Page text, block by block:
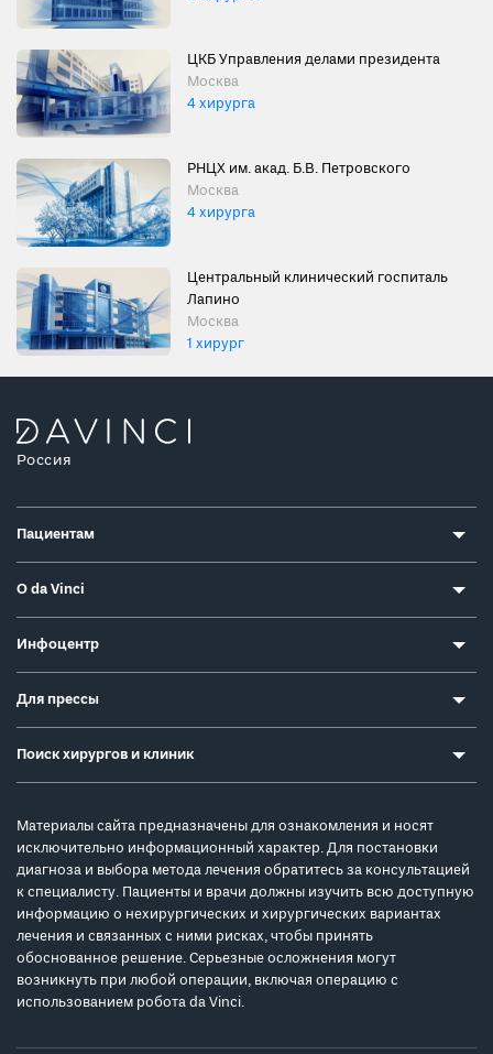
ЦКБ Управления делами президента
Москва
4 хирурга
РНЦХ им. акад. Б.В. Петровского
Москва
4 хирурга
Центральный клинический госпиталь
Лапино
Москва
1 хирург
Россия
Пациентам
О da Vinci
Инфоцентр
Для прессы
Поиск хирургов и клиник
Материалы сайта предназначены для ознакомления и носят
исключительно информационный характер. Для постановки
диагноза и выбора метода лечения обратитесь за консультацией
к специалисту. Пациенты и врачи должны изучить всю доступную
информацию о нехирургических и хирургических вариантах
лечения и связанных с ними рисках, чтобы принять
обоснованное решение. Серьезные осложнения могут
возникнуть при любой операции, включая операцию с
использованием робота da Vinci.